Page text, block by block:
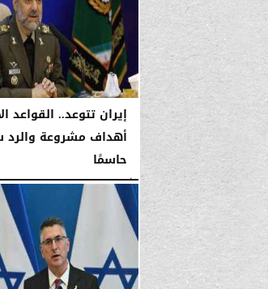
إيران تتوعد.. القواعد
أهداف مشروعة والرد
حاسمًا
الأربعاء، 14 يناير 2026 03:53 صـ